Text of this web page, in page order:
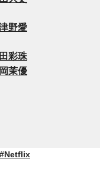
野愛
彩珠
茉優
#Netflix